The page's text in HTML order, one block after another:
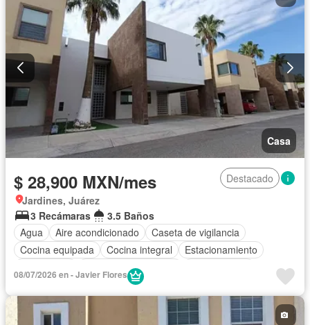
Casa
$ 28,900 MXN/mes
Destacado
Jardines, Juárez
3 Recámaras
3.5 Baños
Agua
Aire acondicionado
Caseta de vigilancia
Cocina equipada
Cocina integral
Estacionamiento
Recámara con closet
08/07/2026 en - Javier Flores